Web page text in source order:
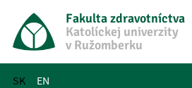
Fakulta zdravotníctva
Katolíckej univerzity
v Ružomberku
SK EN
Hlavné menu